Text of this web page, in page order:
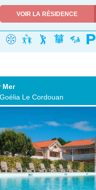
VOIR LA RÉSIDENCE
Mer
Le Cordouan